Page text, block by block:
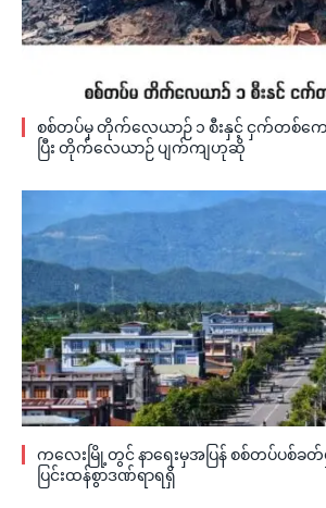
စစ်တပ်မှ တိုက်လေယာဉ် ၁ စီးနှင့် ငှက်တစ်ကေ
ပြီး တိုက်လေယာဉ် ပျက်ကျဟုဆို
ကလေးမြို့တွင် နာရေးမှအပြန် စစ်တပ်ပစ်ခ
ပြင်းထန်စွာဒဏ်ရာရရှိ